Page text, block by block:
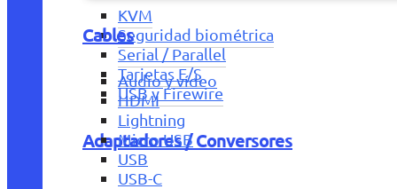
KVM
Seguridad biométrica
Serial / Parallel
Tarjetas E/S
USB y Firewire
Adaptadores / Conversores
Cables
Audio y vídeo
HDMI
Lightning
Micro USB
USB
USB-C